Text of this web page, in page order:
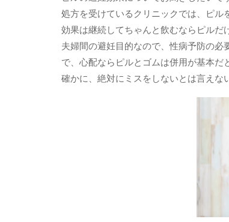
処方を受けているクリニックでは、ピ
効果は継続してちゃんと飲むならピルだ
夫婦間の避妊目的なので、性病予防の
で、心配ならピルとゴムは併用が基本だ
確かに、絶対にミスをしないとは言えな